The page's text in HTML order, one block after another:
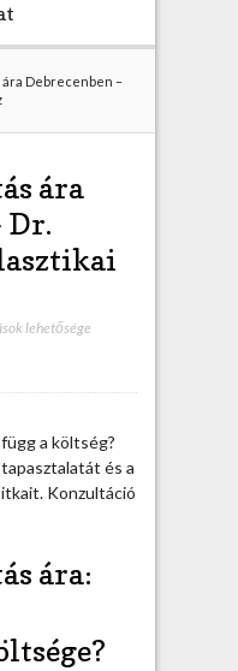
h
Debrecenben –
ára
Dr.
lehetősége
a költség?
és a
Konzultáció
ára: